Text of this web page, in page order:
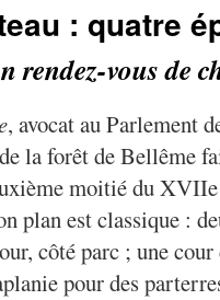
: quatre
rendez-vous de
, avocat au Parlement
la forêt de Bellême
moitié du
plan est classique :
côté parc ; une cour
pour des